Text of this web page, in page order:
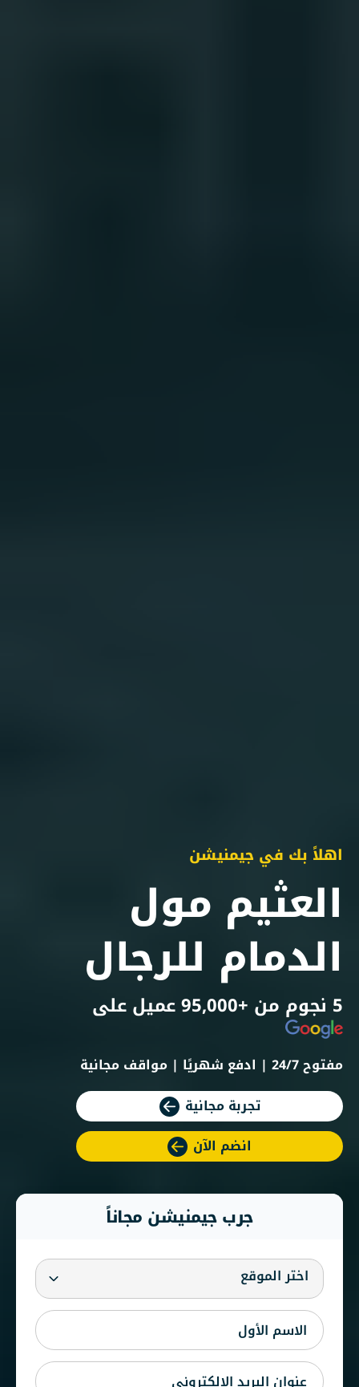
اهلاً بك في جيمنيشن
العثيم مول
الدمام للرجال
5 نجوم من +95,000 عميل على
مفتوح 24/7 | ادفع شهريًا | مواقف مجانية
تجربة مجانية
انضم الآن
جرب جيمنيشن مجاناً
اختر الموقع